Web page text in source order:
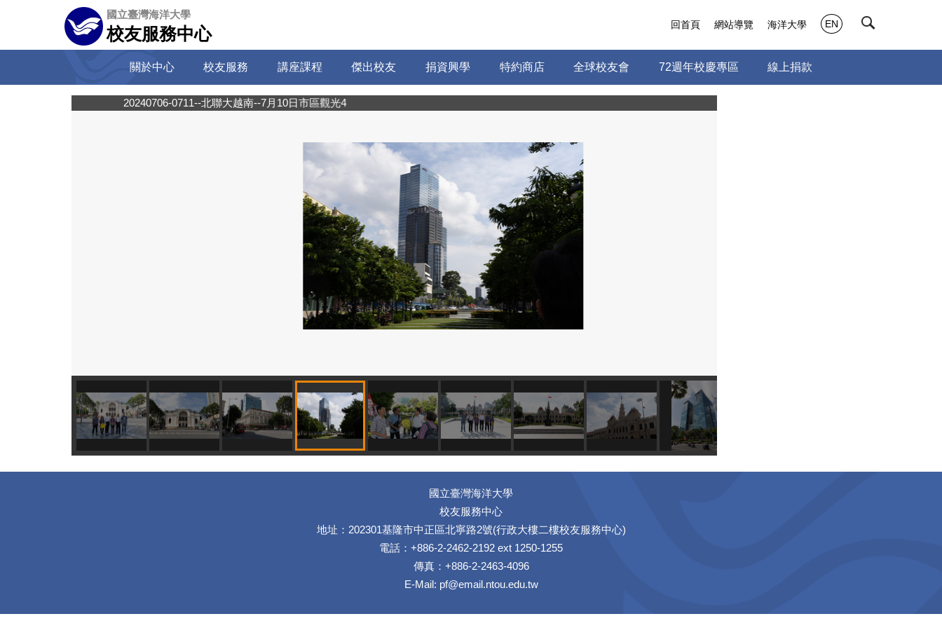
容
國立臺灣海洋大學
校友服務中心
關於中心 校友服務 講座課程 傑出校友 捐資興學 特約商店 全球校友會 72週年校慶專區 線上捐款
回首頁 網站導覽 海洋大學 EN
20240706-0711--北聯大越南--7月10日市區觀光4
國立臺灣海洋大學
校友服務中心
地址：202301基隆市中正區北寧路2號(行政大樓二樓校友服務中心)
電話：+886-2-2462-2192 ext 1250-1255
傳真：+886-2-2463-4096
E-Mail: pf@email.ntou.edu.tw